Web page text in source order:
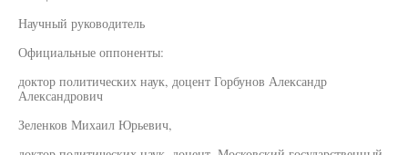
Научный руководитель
Официальные оппоненты:
доктор политических наук, доцент Горбунов Александр
Александрович
Зеленков Михаил Юрьевич,